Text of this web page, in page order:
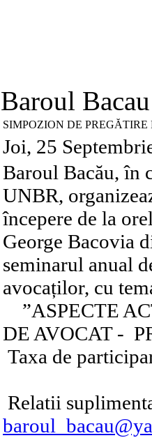
Baroul Bacau
SIMPOZION DE PREGĂTIRE
Joi, 25
Baroul Bacău, în
UNBR,
începere de la
George Bacovia
seminarul anual
avocaților, cu
”ASPECTE
DE AVOCAT -
Taxa de
Relatii